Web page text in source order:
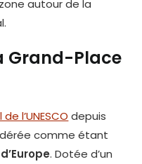
autour de la
Grand-Place
l’UNESCO depuis
comme étant
. Dotée d’un